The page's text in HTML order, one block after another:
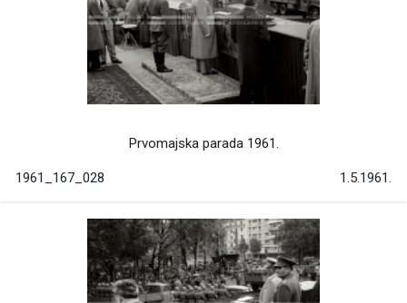
Prvomajska parada 1961.
1961_167_028 1.5.1961.